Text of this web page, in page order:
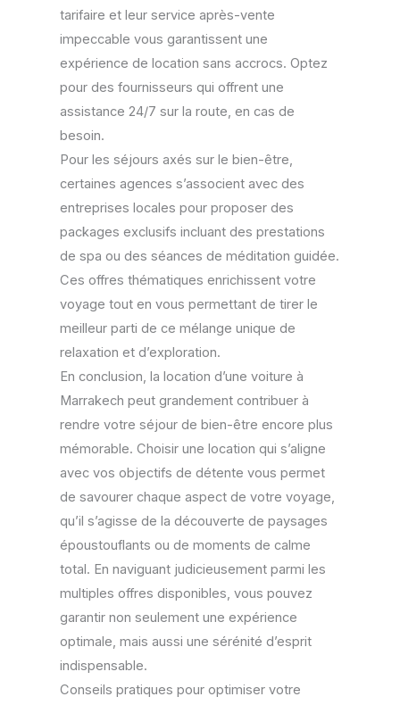
tarifaire et leur service après-vente
impeccable vous garantissent une
expérience de location sans accrocs. Optez
pour des fournisseurs qui offrent une
assistance 24/7 sur la route, en cas de
besoin.
Pour les séjours axés sur le bien-être,
certaines agences s’associent avec des
entreprises locales pour proposer des
packages exclusifs incluant des prestations
de spa ou des séances de méditation guidée.
Ces offres thématiques enrichissent votre
voyage tout en vous permettant de tirer le
meilleur parti de ce mélange unique de
relaxation et d’exploration.
En conclusion, la location d’une voiture à
Marrakech peut grandement contribuer à
rendre votre séjour de bien-être encore plus
mémorable. Choisir une location qui s’aligne
avec vos objectifs de détente vous permet
de savourer chaque aspect de votre voyage,
qu’il s’agisse de la découverte de paysages
époustouflants ou de moments de calme
total. En naviguant judicieusement parmi les
multiples offres disponibles, vous pouvez
garantir non seulement une expérience
optimale, mais aussi une sérénité d’esprit
indispensable.
Conseils pratiques pour optimiser votre